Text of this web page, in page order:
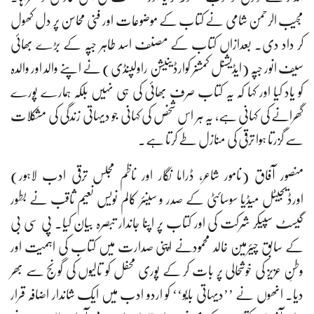
مجیب الرحمن شامی نے کتاب کے موضوعات اور فنی محاسن پر دل کھول
کر داد دی۔ بعدازاں کتاب کے مصنف اسد طاہر جپّہ کے بڑے بھائی
سیف انور جپّہ (ایڈیشنل کمشنر کوارڈینیشن راولپنڈی) نے اپنے والد اور والدہ
کو یاد کیا اور کہا کہ یہ کتاب صرف بھائی کی ہی نہیں بلکہ ہمارے پورے
گھرانے کی کہانی ہے، یہ ہر اس شخص کی کہانی جو دیہاتی زندگی کی مشکلات
سے گزرتا ہوا ترقی کی منازل طے کرتا ہے۔
منصور آفاق (نامور شاعر، ڈراما نگار اور ناظم مجلس ترقی ادب لاہور)
اورڈیجیٹل میڈیا سوسائٹی کے صدر و سینئر کالم نویس نعیم ثاقب نے بطور
گیسٹ سپیکر شرکت کی اور کتاب پر اپنا جاندار تبصرہ بیان کیا۔ پی سی بی
کے سابق چیئرمین خالد محمودنے اپنی صدارت میں کتاب کی اہمیت اور
وطنِ عزیز کی خوشحالی پر بات کر کے پوری محفل کو تالیوں کی گونج سے بھر
دیا۔ انھوں نے ’’دیہاتی بابُو‘‘ کو اردو ادب میں ایک شاندار اضافہ قرار